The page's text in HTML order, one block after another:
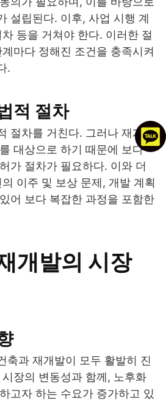
설립된다. 이후, 사업 시행 계
등을 거쳐야 한다. 이러한 절
마다 정해진 조건을 충족시켜
.
적 절차
절차를 거친다. 그러나 재개발
대상으로 하기 때문에 보다
가 절차가 필요하다. 이와 더
이주 및 보상 문제, 개발 계획
어 보다 복잡한 과정을 포함한
개발의 시장
축과 재개발이 모두 활발히 진
장의 변동성과 함께, 노후화
고자 하는 수요가 증가하고 있